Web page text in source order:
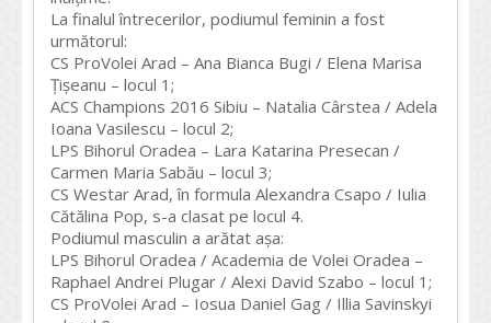
La finalul întrecerilor, podiumul feminin a fost
următorul:
CS ProVolei Arad – Ana Bianca Bugi / Elena Marisa
Țișeanu – locul 1;
ACS Champions 2016 Sibiu – Natalia Cârstea / Adela
Ioana Vasilescu – locul 2;
LPS Bihorul Oradea – Lara Katarina Presecan /
Carmen Maria Sabău – locul 3;
CS Westar Arad, în formula Alexandra Csapo / Iulia
Cătălina Pop, s-a clasat pe locul 4.
Podiumul masculin a arătat așa:
LPS Bihorul Oradea / Academia de Volei Oradea –
Raphael Andrei Plugar / Alexi David Szabo – locul 1;
CS ProVolei Arad – Iosua Daniel Gag / Illia Savinskyi